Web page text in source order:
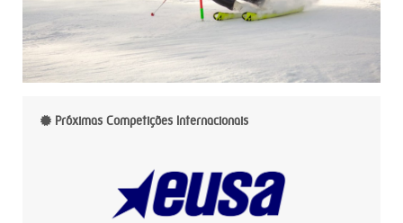
Próximas Competições Internacionais